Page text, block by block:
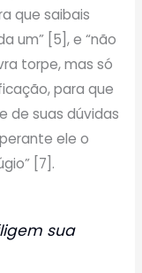
que saibais
um” [5], e “não
torpe, mas só
para que
de suas dúvidas
ele o
[7].
sua